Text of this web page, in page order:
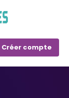
Créer compte